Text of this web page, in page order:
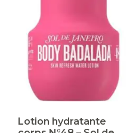
Lotion hydratante